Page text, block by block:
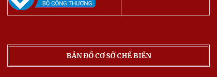
BẢN ĐỒ CƠ SỞ CHẾ BIẾN